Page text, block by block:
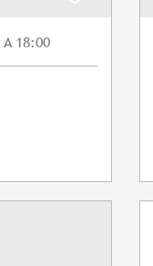
A 18:00